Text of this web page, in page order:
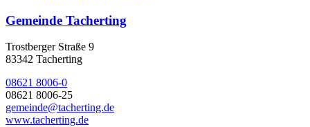
Gemeinde Tacherting
Trostberger Straße 9
83342 Tacherting
08621 8006-0
08621 8006-25
gemeinde@tacherting.de
www.tacherting.de